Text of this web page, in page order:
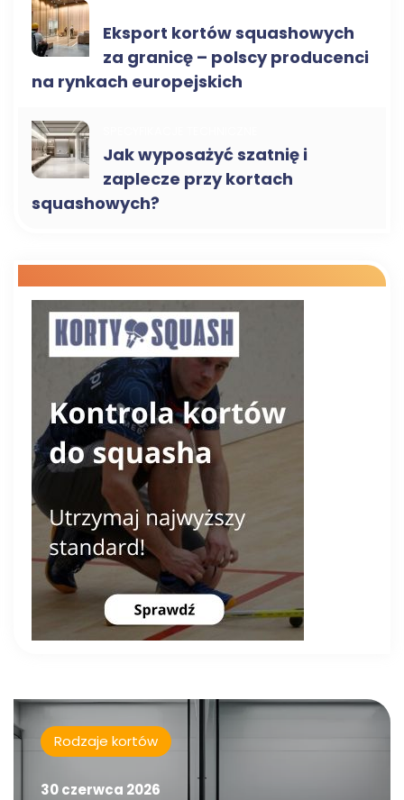
Eksport kortów squashowych
za granicę – polscy producenci
na rynkach europejskich
Jak wyposażyć szatnię i
zaplecze przy kortach
squashowych?
Rodzaje kortów
30 czerwca 2026